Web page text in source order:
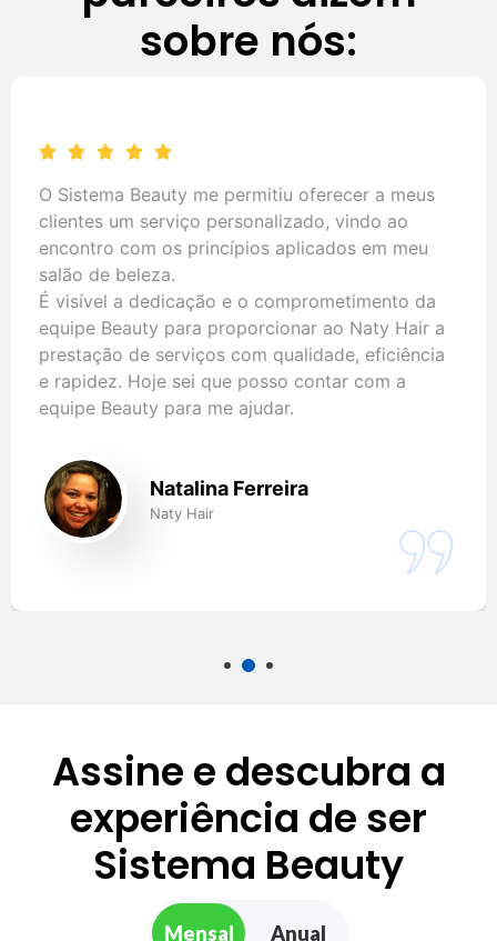
sobre nós:
Meus sinceros agradecimentos a toda a equipe
do Sistema Beauty pelo atendimento, dedicação,
e profissionalismo na implantação e manutenção
de nosso sistema. Sempre que precisamos,
fomos muito bem atendidos. Além de um
softwere completo e de fácil uso, o Sistema
Beauty possui uma equipe de Suporte Técnico
capaz e sempre de prontidão para resolver
desde os problemas mais complexos até tirar
Luciano Praisler
Assine e descubra a
experiência de ser
Sistema Beauty
Mensal Anual